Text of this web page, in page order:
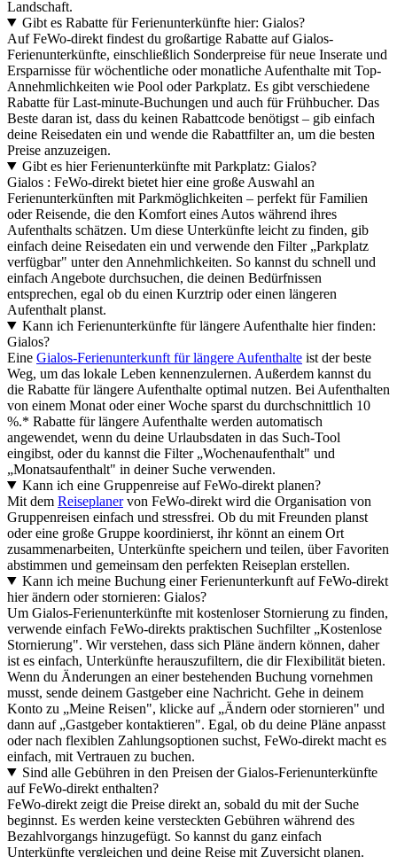
Landschaft.
Gibt es Rabatte für Ferienunterkünfte hier: Gialos?
Auf FeWo-direkt findest du großartige Rabatte auf Gialos-
Ferienunterkünfte, einschließlich Sonderpreise für neue Inserate und
Ersparnisse für wöchentliche oder monatliche Aufenthalte mit Top-
Annehmlichkeiten wie Pool oder Parkplatz. Es gibt verschiedene
Rabatte für Last-minute-Buchungen und auch für Frühbucher. Das
Beste daran ist, dass du keinen Rabattcode benötigst – gib einfach
deine Reisedaten ein und wende die Rabattfilter an, um die besten
Preise anzuzeigen.
Gibt es hier Ferienunterkünfte mit Parkplatz: Gialos?
Gialos : FeWo-direkt bietet hier eine große Auswahl an
Ferienunterkünften mit Parkmöglichkeiten – perfekt für Familien
oder Reisende, die den Komfort eines Autos während ihres
Aufenthalts schätzen. Um diese Unterkünfte leicht zu finden, gib
einfach deine Reisedaten ein und verwende den Filter „Parkplatz
verfügbar" unter den Annehmlichkeiten. So kannst du schnell und
einfach Angebote durchsuchen, die deinen Bedürfnissen
entsprechen, egal ob du einen Kurztrip oder einen längeren
Aufenthalt planst.
Kann ich Ferienunterkünfte für längere Aufenthalte hier finden:
Gialos?
Eine Gialos-Ferienunterkunft für längere Aufenthalte ist der beste
Weg, um das lokale Leben kennenzulernen. Außerdem kannst du
die Rabatte für längere Aufenthalte optimal nutzen. Bei Aufenthalten
von einem Monat oder einer Woche sparst du durchschnittlich 10
%.* Rabatte für längere Aufenthalte werden automatisch
angewendet, wenn du deine Urlaubsdaten in das Such-Tool
eingibst, oder du kannst die Filter „Wochenaufenthalt" und
„Monatsaufenthalt" in deiner Suche verwenden.
Kann ich eine Gruppenreise auf FeWo-direkt planen?
Mit dem Reiseplanervon FeWo-direkt wird die Organisation von
Gruppenreisen einfach und stressfrei. Ob du mit Freunden planst
oder eine große Gruppe koordinierst, ihr könnt an einem Ort
zusammenarbeiten, Unterkünfte speichern und teilen, über Favoriten
abstimmen und gemeinsam den perfekten Reiseplan erstellen.
Kann ich meine Buchung einer Ferienunterkunft auf FeWo-direkt
hier ändern oder stornieren: Gialos?
Um Gialos-Ferienunterkünfte mit kostenloser Stornierung zu finden,
verwende einfach FeWo-direkts praktischen Suchfilter „Kostenlose
Stornierung". Wir verstehen, dass sich Pläne ändern können, daher
ist es einfach, Unterkünfte herauszufiltern, die dir Flexibilität bieten.
Wenn du Änderungen an einer bestehenden Buchung vornehmen
musst, sende deinem Gastgeber eine Nachricht. Gehe in deinem
Konto zu „Meine Reisen", klicke auf „Ändern oder stornieren" und
dann auf „Gastgeber kontaktieren". Egal, ob du deine Pläne anpasst
oder nach flexiblen Zahlungsoptionen suchst, FeWo-direkt macht es
einfach, mit Vertrauen zu buchen.
Sind alle Gebühren in den Preisen der Gialos-Ferienunterkünfte
auf FeWo-direkt enthalten?
FeWo-direkt zeigt die Preise direkt an, sobald du mit der Suche
beginnst. Es werden keine versteckten Gebühren während des
Bezahlvorgangs hinzugefügt. So kannst du ganz einfach
Unterkünfte vergleichen und deine Reise mit Zuversicht planen.